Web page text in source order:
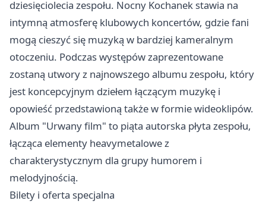
dziesięciolecia zespołu. Nocny Kochanek stawia na
intymną atmosferę klubowych koncertów, gdzie fani
mogą cieszyć się muzyką w bardziej kameralnym
otoczeniu. Podczas występów zaprezentowane
zostaną utwory z najnowszego albumu zespołu, który
jest koncepcyjnym dziełem łączącym muzykę i
opowieść przedstawioną także w formie wideoklipów.
Album "Urwany film" to piąta autorska płyta zespołu,
łącząca elementy heavymetalowe z
charakterystycznym dla grupy humorem i
melodyjnością.
Bilety i oferta specjalna